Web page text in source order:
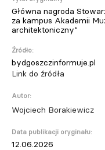
Główna nagroda
za kampus Akademii
architektoniczny”
Źródło:
bydgoszczinformuje.pl
Link do źródła
Autor:
Wojciech Borakiewicz
Data publikacji oryginału:
12.06.2026